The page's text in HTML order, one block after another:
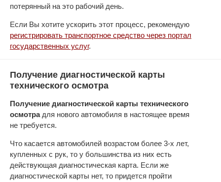
потерянный на это рабочий день.
Если Вы хотите ускорить этот процесс, рекомендую
регистрировать транспортное средство через портал
государственных услуг.
Получение диагностической карты
технического осмотра
Получение диагностической карты технического
осмотрадля нового автомобиля в настоящее время
не требуется.
Что касается автомобилей возрастом более 3-х лет,
купленных с рук, то у большинства из них есть
действующая диагностическая карта. Если же
диагностической карты нет, то придется пройти